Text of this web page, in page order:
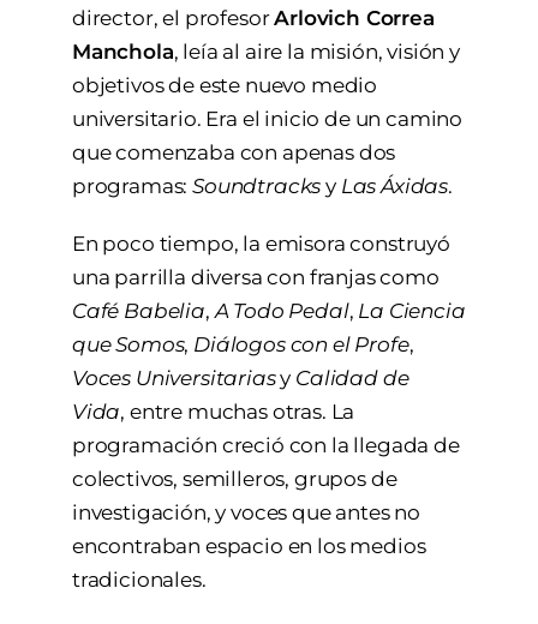
director, el profesorArlovich Correa
Manchola, leía al aire la misión, visión y
objetivos de este nuevo medio
universitario. Era el inicio de un camino
que comenzaba con apenas dos
programas:Soundtracks y Las Áxidas.
En poco tiempo, la emisora construyó
una parrilla diversa con franjas como
Café Babelia, A Todo Pedal, La Ciencia
que Somos, Diálogos con el Profe,
Voces Universitariasy Calidad de
Vida, entre muchas otras. La
programación creció con la llegada de
colectivos, semilleros, grupos de
investigación, y voces que antes no
encontraban espacio en los medios
tradicionales.